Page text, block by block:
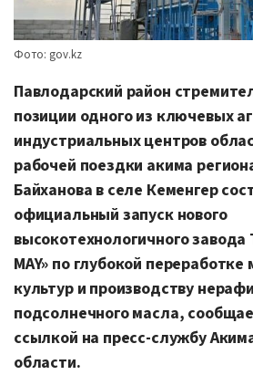
Фото: gov.kz
Павлодарский район
позиции одного из ключевых
индустриальных центров
рабочей поездки акима
Байханова в селе Кеменгер
официальный запуск нового
высокотехнологичного завода
MAY» по глубокой
культур и производству
подсолнечного масла,
ссылкой на пресс-службу
области.